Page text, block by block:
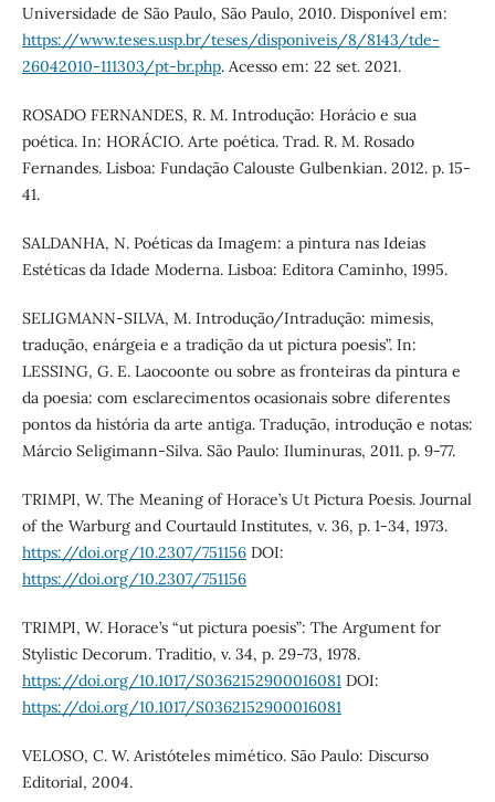
Universidade de São Paulo, São Paulo, 2010. Disponível em:
https://www.teses.usp.br/teses/disponiveis/8/8143/tde-
26042010-111303/pt-br.php. Acesso em: 22 set. 2021.
ROSADO FERNANDES, R. M. Introdução: Horácio e sua
poética. In: HORÁCIO. Arte poética. Trad. R. M. Rosado
Fernandes. Lisboa: Fundação Calouste Gulbenkian. 2012. p. 15-
41.
SALDANHA, N. Poéticas da Imagem: a pintura nas Ideias
Estéticas da Idade Moderna. Lisboa: Editora Caminho, 1995.
SELIGMANN-SILVA, M. Introdução/Intradução: mimesis,
tradução, enárgeia e a tradição da ut pictura poesis”. In:
LESSING, G. E. Laocoonte ou sobre as fronteiras da pintura e
da poesia: com esclarecimentos ocasionais sobre diferentes
pontos da história da arte antiga. Tradução, introdução e notas:
Márcio Seligimann-Silva. São Paulo: Iluminuras, 2011. p. 9-77.
TRIMPI, W. The Meaning of Horace’s Ut Pictura Poesis. Journal
of the Warburg and Courtauld Institutes, v. 36, p. 1-34, 1973.
https://doi.org/10.2307/751156DOI:
https://doi.org/10.2307/751156
TRIMPI, W. Horace’s “ut pictura poesis”: The Argument for
Stylistic Decorum. Traditio, v. 34, p. 29-73, 1978.
https://doi.org/10.1017/S0362152900016081DOI:
https://doi.org/10.1017/S0362152900016081
VELOSO, C. W. Aristóteles mimético. São Paulo: Discurso
Editorial, 2004.